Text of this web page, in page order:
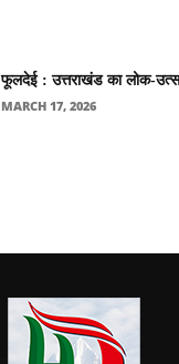
फूलदेई : उत्तराखंड का लोक-
MARCH 17, 2026